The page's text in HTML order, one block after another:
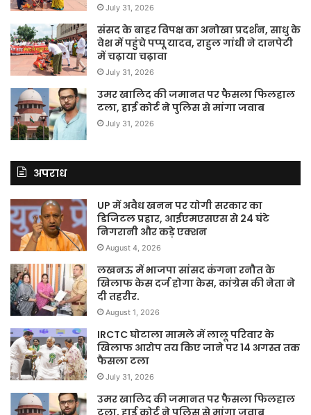
July 31, 2026
संसद के बाहर विपक्ष का अनोखा प्रदर्शन, साधु के
वेश में पहुंचे पप्पू यादव, राहुल गांधी ने दानपेटी
में चढ़ाया चढ़ावा
July 31, 2026
उमर खालिद की जमानत पर फैसला फिलहाल
टला, हाई कोर्ट ने पुलिस से मांगा जवाब
July 31, 2026
अपराध
UP में अवैध खनन पर योगी सरकार का
डिजिटल प्रहार, आईएमएसएस से 24 घंटे
निगरानी और कड़े एक्शन
August 4, 2026
लखनऊ में भाजपा सांसद कंगना रनौत के
खिलाफ केस दर्ज होगा केस, कांग्रेस की नेता ने
दी तहरीर.
August 1, 2026
IRCTC घोटाला मामले में लालू परिवार के
खिलाफ आरोप तय किए जाने पर 14 अगस्त तक
फैसला टला
July 31, 2026
उमर खालिद की जमानत पर फैसला फिलहाल